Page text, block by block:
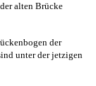
alten Brücke
der
unter der jetzigen